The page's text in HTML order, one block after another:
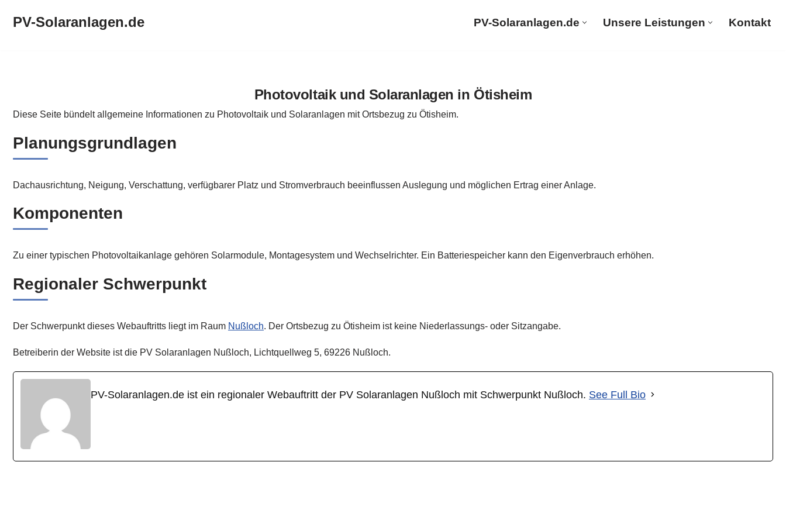
PV-Solaranlagen.de PV-Solaranlagen.de Unsere Leistungen Kontakt
Photovoltaik und Solaranlagen in Ötisheim
Diese Seite bündelt allgemeine Informationen zu Photovoltaik und Solaranlagen mit Ortsbezug zu Ötisheim.
Planungsgrundlagen
Dachausrichtung, Neigung, Verschattung, verfügbarer Platz und Stromverbrauch beeinflussen Auslegung und möglichen Ertrag einer Anlage.
Komponenten
Zu einer typischen Photovoltaikanlage gehören Solarmodule, Montagesystem und Wechselrichter. Ein Batteriespeicher kann den Eigenverbrauch erhöhen.
Regionaler Schwerpunkt
Der Schwerpunkt dieses Webauftritts liegt im Raum Nußloch. Der Ortsbezug zu Ötisheim ist keine Niederlassungs- oder Sitzangabe.
Betreiberin der Website ist die PV Solaranlagen Nußloch, Lichtquellweg 5, 69226 Nußloch.
PV-Solaranlagen.de ist ein regionaler Webauftritt der PV Solaranlagen Nußloch mit Schwerpunkt Nußloch. See Full Bio